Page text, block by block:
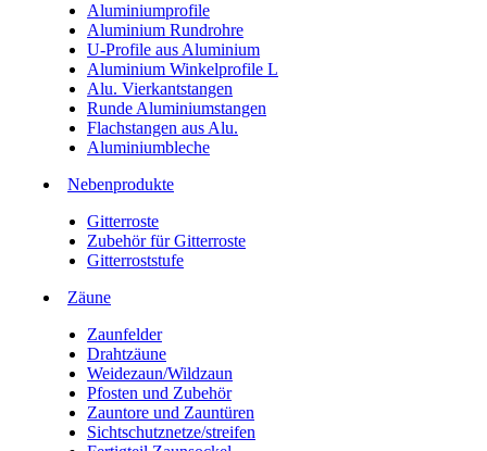
Aluminiumprofile
Aluminium Rundrohre
U-Profile aus Aluminium
Aluminium Winkelprofile L
Alu. Vierkantstangen
Runde Aluminiumstangen
Flachstangen aus Alu.
Aluminiumbleche
Nebenprodukte
Gitterroste
Zubehör für Gitterroste
Gitterroststufe
Zäune
Zaunfelder
Drahtzäune
Weidezaun/Wildzaun
Pfosten und Zubehör
Zauntore und Zauntüren
Sichtschutznetze/streifen